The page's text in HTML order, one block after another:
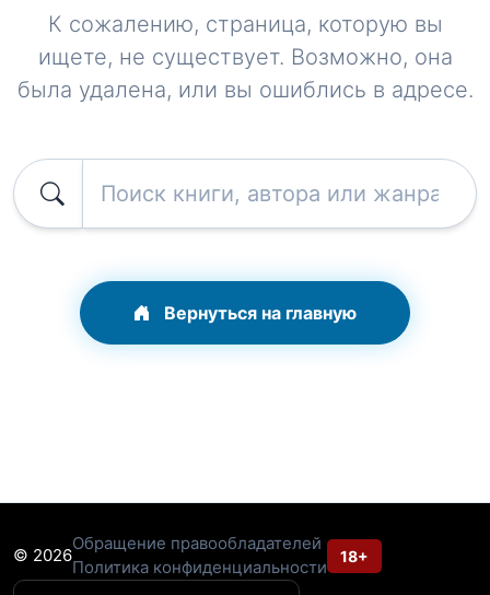
К сожалению, страница, которую вы
ищете, не существует. Возможно, она
была удалена, или вы ошиблись в адресе.
Вернуться на главную
© 2026
Обращение правообладателей
Политика конфиденциальности
18+